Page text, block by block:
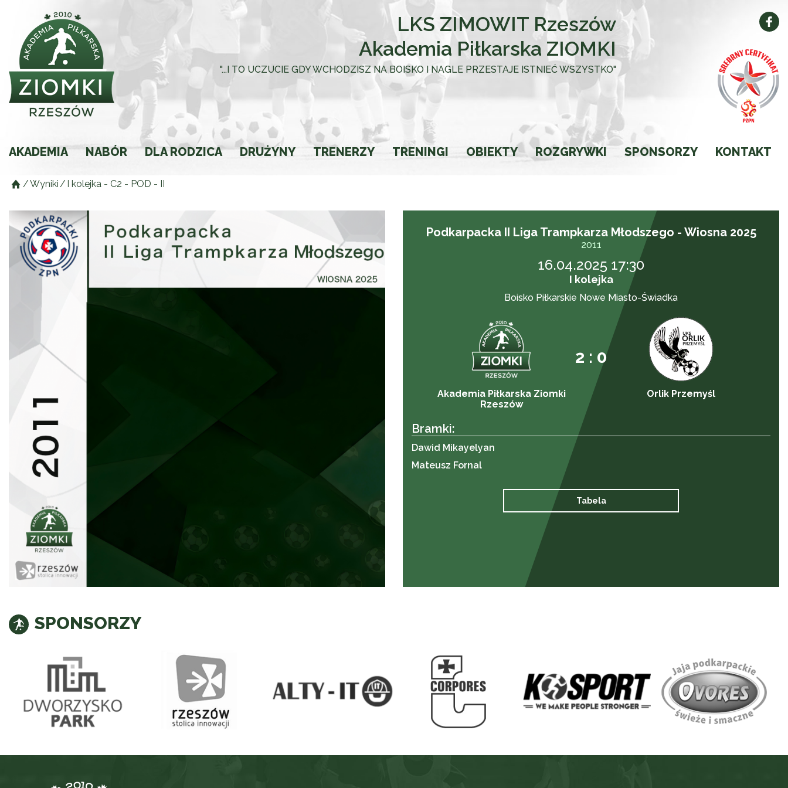
LKS ZIMOWIT Rzeszów
Akademia Piłkarska ZIOMKI
"...I TO UCZUCIE GDY WCHODZISZ NA BOISKO I NAGLE PRZESTAJE ISTNIEĆ WSZYSTKO"
AKADEMIA
Historia
NABÓR DLA RODZICA
Rodzic młodego sportowca
Regulamin
Ochrona Małoletnich
DRUŻYNY TRENERZY TRENINGI OBIEKTY ROZGRYWKI
Wyniki
Ligi
SPONSORZY KONTAKT
/Wyniki/ I kolejka - C2 - POD - II
Podkarpacka II Liga Trampkarza Młodszego - Wiosna 2025
2011
16.04.2025 17:30
I kolejka
Boisko Piłkarskie Nowe Miasto-Świadka
2 : 0
Akademia Piłkarska Ziomki
Rzeszów
Orlik Przemyśl
Bramki:
Dawid Mikayelyan
Mateusz Fornal
Tabela
SPONSORZY